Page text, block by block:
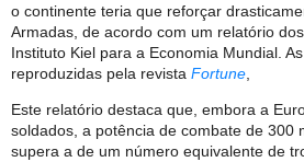
o continente teria que reforçar
Armadas, de acordo com um relatório
Instituto Kiel para a Economia Mundial.
reproduzidas pela revista Fortune
Este relatório destaca que, embora a
soldados, a potência de combate de 300
supera a de um número equivalente de